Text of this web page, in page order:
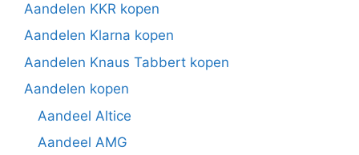
Aandelen KKR kopen
Aandelen Klarna kopen
Aandelen Knaus Tabbert kopen
Aandelen kopen
Aandeel Altice
Aandeel AMG